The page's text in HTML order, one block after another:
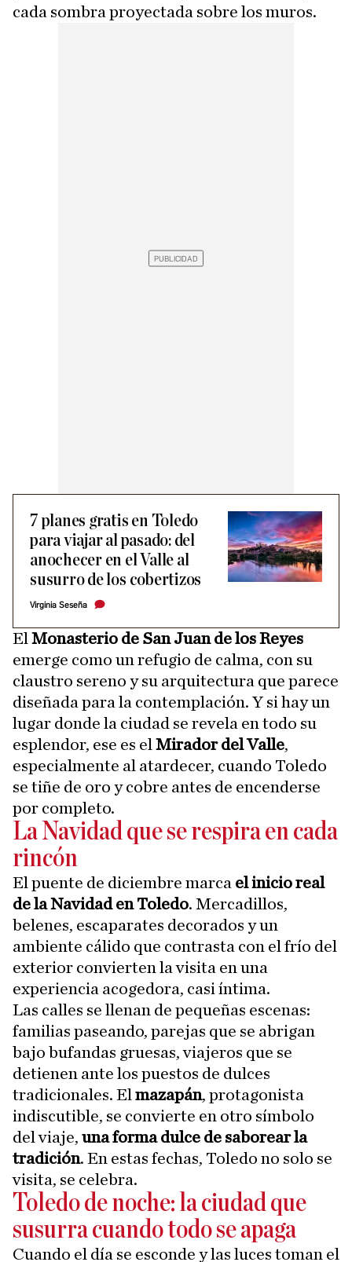
cada sombra proyectada sobre los muros.
7 planes gratis en Toledo
para viajar al pasado: del
anochecer en el Valle al
susurro de los cobertizos
Virginia Seseña
El Monasterio de San Juan de los Reyes
emerge como un refugio de calma, con su
claustro sereno y su arquitectura que parece
diseñada para la contemplación. Y si hay un
lugar donde la ciudad se revela en todo su
esplendor, ese es el Mirador del Valle,
especialmente al atardecer, cuando Toledo
se tiñe de oro y cobre antes de encenderse
por completo.
La Navidad que se respira en cada
rincón
El puente de diciembre marca el inicio real
de la Navidad en Toledo. Mercadillos,
belenes, escaparates decorados y un
ambiente cálido que contrasta con el frío del
exterior convierten la visita en una
experiencia acogedora, casi íntima.
Las calles se llenan de pequeñas escenas:
familias paseando, parejas que se abrigan
bajo bufandas gruesas, viajeros que se
detienen ante los puestos de dulces
tradicionales. El mazapán, protagonista
indiscutible, se convierte en otro símbolo
del viaje, una forma dulce de saborear la
tradición. En estas fechas, Toledo no solo se
visita, se celebra.
Toledo de noche: la ciudad que
susurra cuando todo se apaga
Cuando el día se esconde y las luces toman el